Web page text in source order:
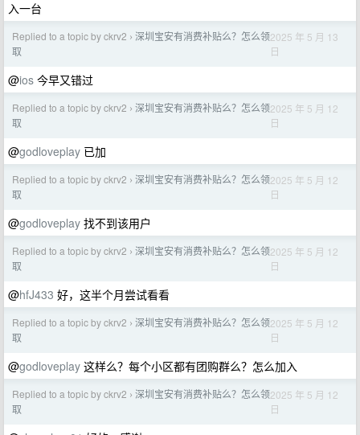
入一台
Replied to a topic by ckrv2 › 深圳宝安有消费补贴么？怎么领
取
2025 年 5 月 13
日
@ios 今早又错过
Replied to a topic by ckrv2 › 深圳宝安有消费补贴么？怎么领
取
2025 年 5 月 12
日
@godloveplay 已加
Replied to a topic by ckrv2 › 深圳宝安有消费补贴么？怎么领
取
2025 年 5 月 12
日
@godloveplay 找不到该用户
Replied to a topic by ckrv2 › 深圳宝安有消费补贴么？怎么领
取
2025 年 5 月 12
日
@hfJ433 好，这半个月尝试看看
Replied to a topic by ckrv2 › 深圳宝安有消费补贴么？怎么领
取
2025 年 5 月 12
日
@godloveplay 这样么？每个小区都有团购群么？怎么加入
Replied to a topic by ckrv2 › 深圳宝安有消费补贴么？怎么领
取
2025 年 5 月 12
日